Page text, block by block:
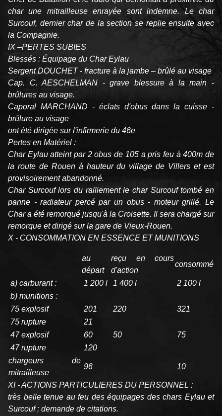
char une mitrailleuse enrayée sont indemne. Le char
Surcouf, dernier char de la section se replie ensuite avec
la Compagnie.
IX –PERTES SUBIES
Blessés : Équipage du Char Eylau
Sergent DOUCHET - fracture à la jambe – brûlé au visage
Cap. C. AESCHELMAN - grave blessure à la main -
brûlures au visage.
Caporal MARCHAND - éclats d'obus dans la cuisse -
brûlure au visage
ont été dirigée sur l'infirmerie du 46e
Pertes en Matériel :
Char Eylau atteint par 2 obus de 105 a pris feu à 400m de
la route de Rouen à hauteur du village de Villers et est
provisoirement abandonné.
Char Surcouf lors du ralliement le char Surcouf tombé en
panne - radiateur percé par un obus - moteur grillé. Le
Char a été remorqué jusqu'à la Croisette. Il sera chargé sur
remorque et dirigé sur la gare de Vieux-Rouen.
X - CONSOMMATION EN ESSENCE ET MUNITIONS
au
départ
reçu en cours
d'action
consommé
a) carburant : 1 200 l 1 400 l
2 100 l
b) munitions :
75 explosif
201 220
321
75 rupture
21
47 explosif
60 50
75
47 rupture
120
chargeurs de
mitrailleuse
96 10
XI - ACTIONS PARTICULIERES DU PERSONNEL :
très belle tenue au feu des équipages des chars Eylau et
Surcouf ; demande de citations.